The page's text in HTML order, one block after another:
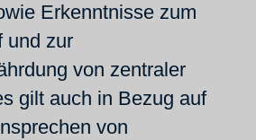
Erkenntnisse zum
und zur
von zentraler
gilt auch in Bezug auf
von